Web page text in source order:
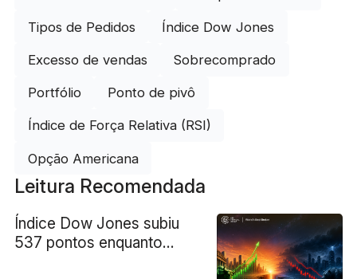
Tipos de Pedidos Índice Dow Jones
Excesso de vendas Sobrecomprado
Portfólio Ponto de pivô
Índice de Força Relativa (RSI)
Opção Americana
Leitura Recomendada
Índice Dow Jones subiu
537 pontos enquanto